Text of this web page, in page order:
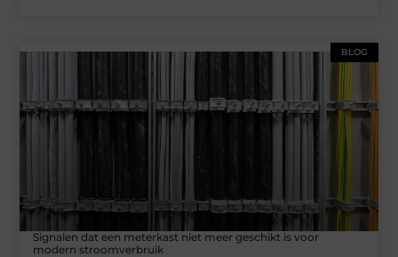
BLOG
Signalen dat een meterkast niet meer geschikt is voor
modern stroomverbruik